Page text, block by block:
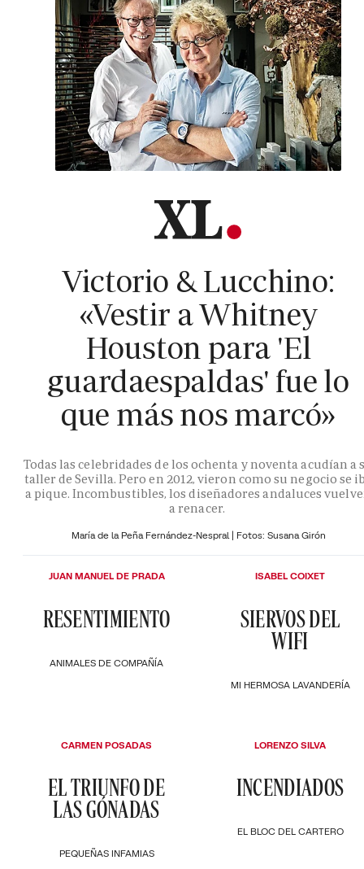
Victorio & Lucchino:
«Vestir a Whitney
Houston para 'El
guardaespaldas' fue lo
que más nos marcó»
Todas las celebridades de los ochenta y noventa acudían a
taller de Sevilla. Pero en 2012, vieron como su negocio se
a pique. Incombustibles, los diseñadores andaluces
a renacer.
María de la Peña Fernández-Nespral | Fotos: Susana Girón
ANIMALES DE COMPAÑÍA
RESENTIMIENTO
JUAN MANUEL DE PRADA
MI HERMOSA LAVANDERÍA
SIERVOS DEL
WIFI
ISABEL COIXET
PEQUEÑAS INFAMIAS
EL TRIUNFO DE
LAS GÓNADAS
CARMEN POSADAS
EL BLOC DEL CARTERO
INCENDIADOS
LORENZO SILVA